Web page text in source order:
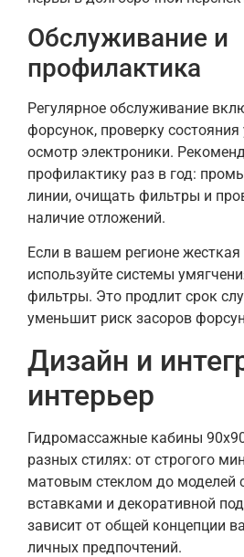
Обслуживание и
профилактика
Регулярное обслуживание
форсунок, проверку состояния
осмотр электроники.
профилактику раз в год:
линии, очищать фильтры и
наличие отложений.
Если в вашем регионе жесткая
используйте системы
фильтры. Это продлит срок
уменьшит риск засоров
Дизайн и
интерьер
Гидромассажные кабины
разных стилях: от строгого
матовым стеклом до моделей
вставками и декоративной
зависит от общей концепции
личных предпочтений.